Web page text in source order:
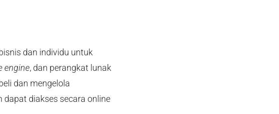
dan individu untuk
engine, dan perangkat lunak
dan mengelola
dapat diakses secara online